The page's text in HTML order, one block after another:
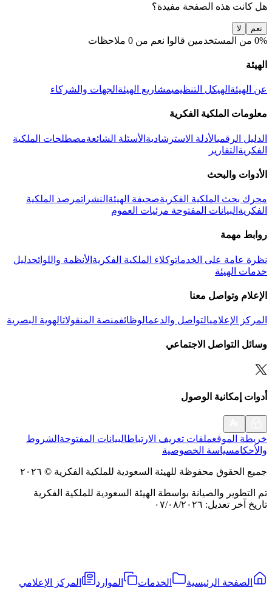
هل كانت هذه الصفحة مفيدة؟
نعم لا
0% من المستخدمين قالوا نعم من 0 ملاحظات
الهيئة
عن الهيئة الهيكل التنظيميمشاريع الهيئة الجهات والشركاء
معلومات الملكية الفكرية
الدليل الرقميالأدلة الاسترشادية الأسئلة الشائعةمصطلحات الملكية
الفكرية التقارير
الأدوات والبحث
محرك بحث الملكية الفكريةصحيفة الهيئة النشراتمرصد الملكية
الفكرية البيانات المفتوحة مرئيات العموم
روابط مهمة
نظرة عامة على الخدماتوكلاء الملكية الفكرية الأنظمة واللوائحدليل
خدمات الهيئة
الإعلام وتواصل معنا
المركز الإعلاميالتواصل والدعمالوظائفمنصة المنقولاتالهوية البصرية
وسائل التواصل الاجتماعي
أدوات إمكانية الوصول
خريطة الموقعملفات تعريف الارتباطالبيانات المفتوحة الشروط
والأحكامسياسة الخصوصية
جميع الحقوق محفوظة للهيئة السعودية للملكية الفكرية © ٢٠٢٦
تم التطوير والصيانة بواسطة الهيئة السعودية للملكية الفكرية
تاريخ آخر تعديل: ٠٧/٠٨/٢٠٢٦
الصفحة الرئيسية الخدمات الموارد المركز الإعلامي